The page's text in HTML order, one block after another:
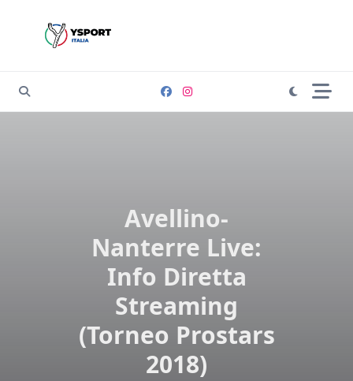
Avellino-
Nanterre Live:
Info Diretta
Streaming
(Torneo Prostars
2018)